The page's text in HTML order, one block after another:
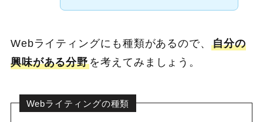
Webライティングにも種類があるので、 自分の
興味がある分野を考えてみましょう。
Webライティングの種類